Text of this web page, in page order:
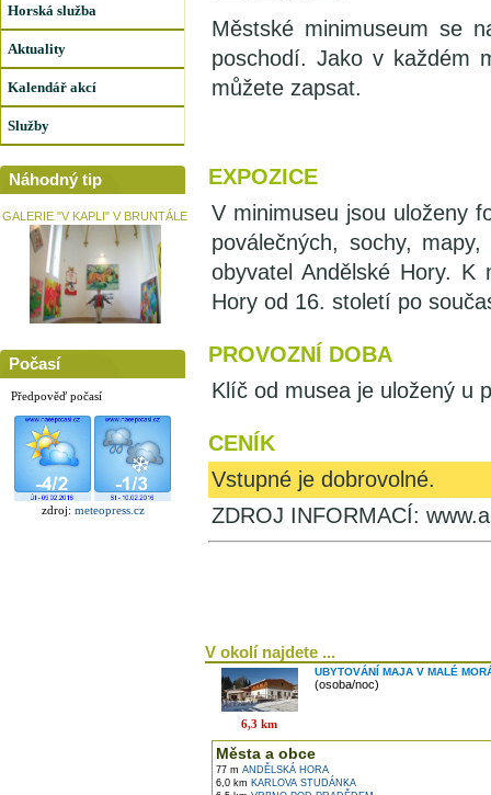
Horská služba
Aktuality
Kalendář akcí
Služby
Náhodný tip
GALERIE "V KAPLI" V BRUNTÁLE
Počasí
Předpověď počasí
zdroj: meteopress.cz
Městské minimuseum se
poschodí. Jako v každém
můžete zapsat.
EXPOZICE
V minimuseu jsou uloženy
poválečných, sochy,
obyvatel Andělské Hory. K
Hory od 16. století po
PROVOZNÍ DOBA
Klíč od musea je uložený u
CENÍK
Vstupné je dobrovolné.
ZDROJ INFORMACÍ:
V okolí najdete ...
6,3 km
UBYTOVÁNÍ MAJA V MALÉ
(osoba/noc)
Města a obce
77 m ANDĚLSKÁ HORA
6,0 km KARLOVA STUDÁNKA